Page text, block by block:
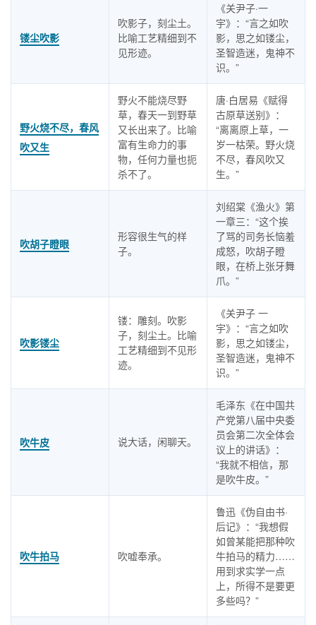
镂尘吹影
吹影子，刻尘土。
比喻工艺精细到不
见形迹。
《关尹子·一
宇》：“言之如吹
影，思之如镂尘，
圣智造迷，鬼神不
识。”
野火烧不尽，春风
吹又生
野火不能烧尽野
草，春天一到野草
又长出来了。比喻
富有生命力的事
物，任何力量也扼
杀不了。
唐·白居易《赋得
古原草送别》：
“离离原上草，一
岁一枯荣。野火烧
不尽，春风吹又
生。”
吹胡子瞪眼
形容很生气的样
子。
刘绍棠《渔火》第
一章三：“这个挨
了骂的司务长恼羞
成怒，吹胡子瞪
眼，在桥上张牙舞
爪。”
吹影镂尘
镂：雕刻。吹影
子，刻尘土。比喻
工艺精细到不见形
迹。
《关尹子 一
宇》：“言之如吹
影，思之如镂尘，
圣智造迷，鬼神不
识。”
吹牛皮 说大话，闲聊天。
毛泽东《在中国共
产党第八届中央委
员会第二次全体会
议上的讲话》：
“我就不相信，那
是吹牛皮。”
吹牛拍马 吹嘘奉承。
鲁迅《伪自由书·
后记》：“我想假
如曾某能把那种吹
牛拍马的精力……
用到求实学一点
上，所得不是要更
多些吗？”